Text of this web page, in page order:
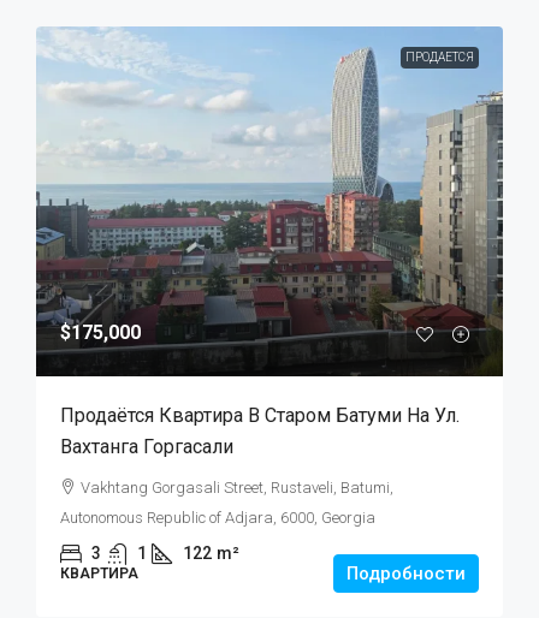
ПРОДАЕТСЯ
$175,000
Продаётся Квартира В Старом Батуми На Ул.
Вахтанга Горгасали
Vakhtang Gorgasali Street, Rustaveli, Batumi,
Autonomous Republic of Adjara, 6000, Georgia
3 1 122 m²
КВАРТИРА Подробности